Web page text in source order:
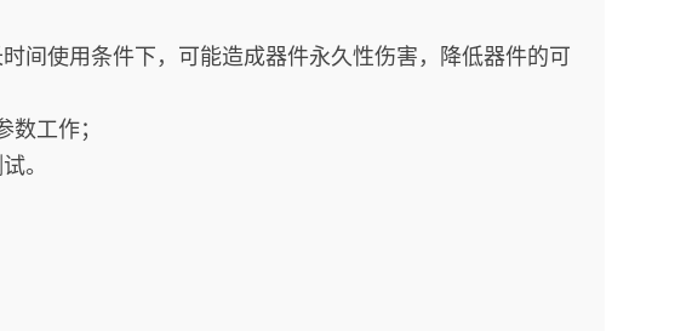
间使用条件下，可能造成器件永久性伤害，降低器件的可
数工作；
。